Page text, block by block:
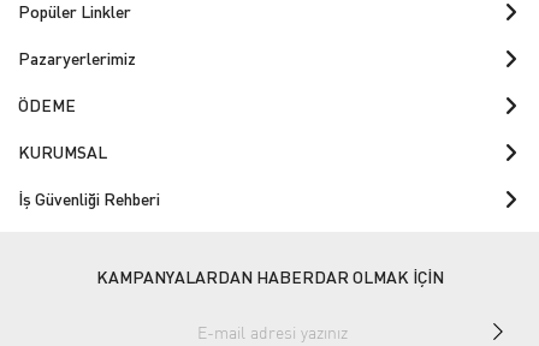
Popüler Linkler
Pazaryerlerimiz
ÖDEME
KURUMSAL
İş Güvenliği Rehberi
KAMPANYALARDAN HABERDAR OLMAK İÇİN